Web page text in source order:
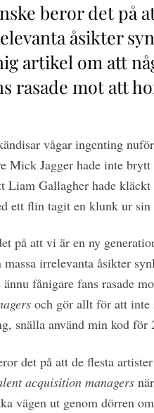
beror det på
åsikter
artikel om att
rasade mot att
vågar ingenting
Mick Jagger hade inte
Liam Gallagher hade
ett flin tagit en klunk ur sin
på att vi är en ny
irrelevanta åsikter
fånigare fans rasade
och gör allt för att inte
snälla använd min kod
det på att de flesta
acquisition managersnär
vägen ut genom dörren